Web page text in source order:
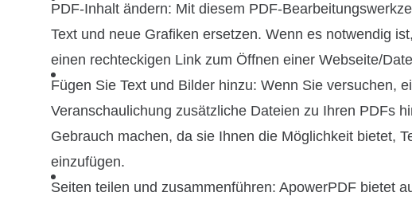
PDF-Inhalt ändern: Mit diesem PDF-
Text und neue Grafiken ersetzen. Wenn es notwendig
einen rechteckigen Link zum Öffnen einer Webseite/
Fügen Sie Text und Bilder hinzu: Wenn Sie versuchen,
Veranschaulichung zusätzliche Dateien zu Ihren PDFs
Gebrauch machen, da sie Ihnen die Möglichkeit bietet,
einzufügen.
Seiten teilen und zusammenführen: ApowerPDF bietet